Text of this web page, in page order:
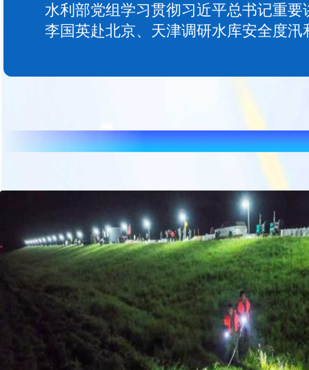
水利部党组学习贯彻习近平总书记重要
李国英赴北京、天津调研水库安全度汛